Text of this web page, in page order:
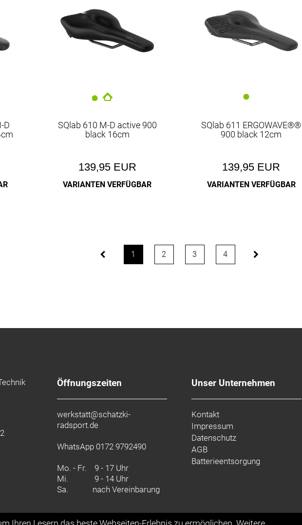
D
SQlab 610 M-D active 900
black 16cm
139,95 EUR
VARIANTEN VERFÜGBAR
SQlab 611 ERGOWAVE®®
900 black 12cm
139,95 EUR
VARIANTEN VERFÜGBAR
1 2 3 4
Öffnungszeiten
werkstatt@schatzki-
radsport.de
WhatsApp 0172 9792490
Mo. - Fr. 9 - 17 Uhr
Mi.
9 - 14 Uhr
Sa.
nach Vereinbarung
Unser Unternehmen
Kontakt
Impressum
Datenschutz
AGB
Batterieentsorgung